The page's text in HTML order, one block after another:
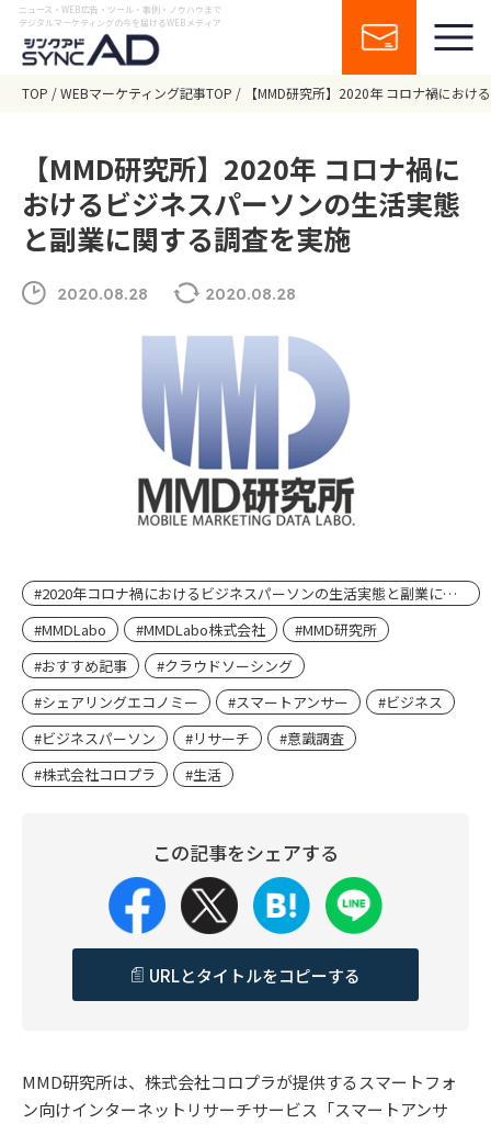
ニュース・WEB広告・ツール・事例・ノウハウまで
デジタルマーケティングの今を届けるWEBメディア
TOP WEBマーケティング記事TOP 【MMD研究所】2020年 コロナ禍にお
【MMD研究所】2020年 コロナ禍に
おけるビジネスパーソンの生活実態
と副業に関する調査を実施
2020.08.28 2020.08.28
#2020年コロナ禍におけるビジネスパーソンの生活実態と副業に関する調査
#MMDLabo
#MMDLabo株式会社
#MMD研究所
#おすすめ記事
#クラウドソーシング
#シェアリングエコノミー
#スマートアンサー
#ビジネス
#ビジネスパーソン
#リサーチ
#意識調査
#株式会社コロプラ
#生活
この記事をシェアする
URLとタイトルをコピーする
MMD研究所は、株式会社コロプラが提供するスマートフォ
ン向けインターネットリサーチサービス「スマートアンサ